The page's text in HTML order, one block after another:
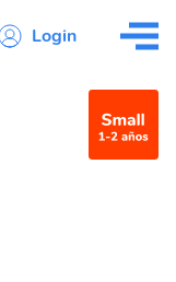
Login